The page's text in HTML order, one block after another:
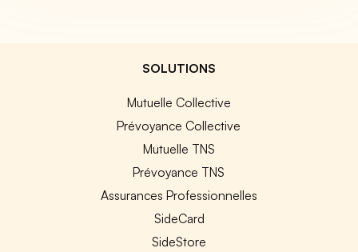
SOLUTIONS
Mutuelle Collective
Prévoyance Collective
Mutuelle TNS
Prévoyance TNS
Assurances Professionnelles
SideCard
SideStore